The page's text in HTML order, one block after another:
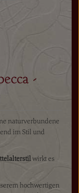
-
naturverbundene
im Stil und
wirkt es
hochwertigen